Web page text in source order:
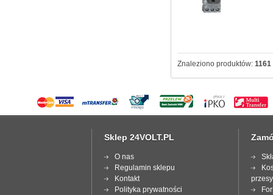
Znaleziono produktów: 1161
Sklep 24VOLT.PL
O nas
Regulamin sklepu
Kontakt
Polityka prywatności